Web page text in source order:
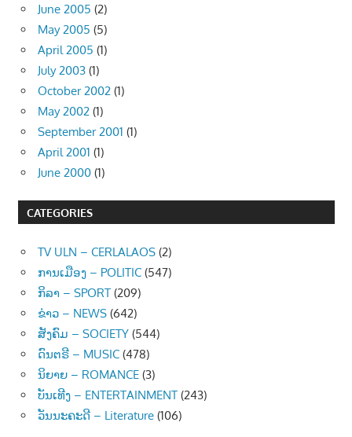
June 2005 (2)
May 2005 (5)
April 2005 (1)
July 2003 (1)
October 2002 (1)
May 2002 (1)
September 2001 (1)
April 2001 (1)
June 2000 (1)
CATEGORIES
TV ULN – CERLALAOS (2)
ການເມືອງ – POLITIC (547)
ກິລາ – SPORT (209)
ຂ່າວ – NEWS (642)
ສັງຄົມ – SOCIETY (544)
ດົນຕຣີ – MUSIC (478)
ນິຍາຍ – ROMANCE (3)
ບັນເທີງ – ENTERTAINMENT (243)
ວັນນະຄະດີ – Literature (106)